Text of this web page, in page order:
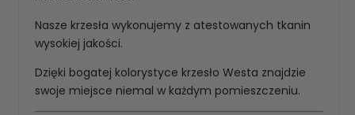
Nasze krzesła wykonujemy z atestowanych tkanin
wysokiej jakości.
Dzięki bogatej kolorystyce krzesło Westa znajdzie
swoje miejsce niemal w każdym pomieszczeniu.